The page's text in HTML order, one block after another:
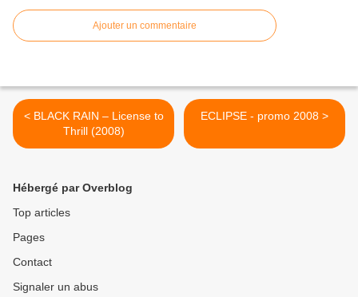
Ajouter un commentaire
< BLACK RAIN – License to
Thrill (2008)
ECLIPSE - promo 2008 >
Hébergé par Overblog
Top articles
Pages
Contact
Signaler un abus